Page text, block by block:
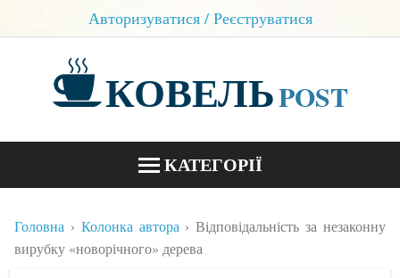
Авторизуватися / Реєструватися
КОВЕЛЬPOST
КАТЕГОРІЇ
БЛОГИ
Головна Колонка автора
Відповідальність за незаконну
вирубку «новорічного» дерева